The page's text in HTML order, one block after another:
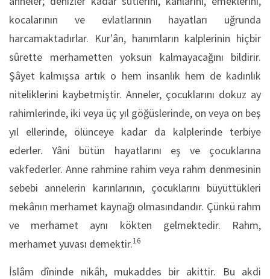
kocalarının ve evlatlarının hayatları uğrunda
harcamaktadırlar. Kur'ân, hanımların kalplerinin hiçbir
sûrette merhametten yoksun kalmayacağını bildirir.
Şâyet kalmışsa artık o hem insanlık hem de kadınlık
nitelikleri­ni kaybetmiştir. Anneler, çocuklarını dokuz ay
rahimlerinde, iki veya üç yıl göğüslerinde, on veya on beş
yıl ellerinde, ölünceye kadar da kalplerinde terbiye
ederler. Yâni bütün hayatlarını eş ve çocuklarına
vakfederler. Anne rahmine rahim veya rahm denmesinin
sebebi annelerin karınlarının, çocuklarını büyüttükleri
mekânın merhamet kaynağı olmasındandır. Çünkü rahm
ve merhamet aynı kökten gelmektedir. Rahm,
merhamet yuvası demektir.16
İslâm dîninde nikâh, mukaddes bir akittir. Bu akdi